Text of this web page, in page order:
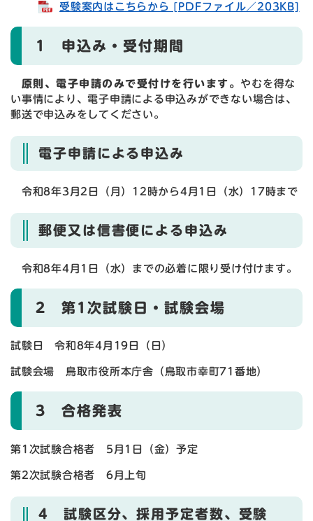
受験案内はこちらから [PDFファイル／203KB]
1 申込み・受付期間
原則、電子申請のみで受付けを行います。 やむを得な
い事情により、電子申請による申込みができない場合は、
郵送で申込みをしてください。
電子申請による申込み
令和8年3月2日（月）12時から4月1日（水）17時まで
郵便又は信書便による申込み
令和8年4月1日（水）までの必着に限り受け付けます。
2 第1次試験日・試験会場
試験日 令和8年4月19日（日）
試験会場 鳥取市役所本庁舎（鳥取市幸町71番地）
3 合格発表
第1次試験合格者 5月1日（金）予定
第2次試験合格者 6月上旬
4 試験区分、採用予定者数、受験